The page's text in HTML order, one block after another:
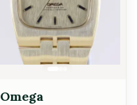
Omega